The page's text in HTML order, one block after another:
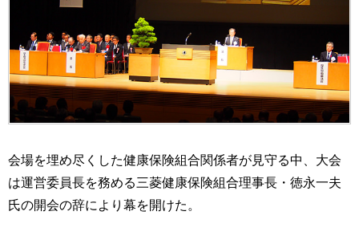
会場を埋め尽くした健康保険組合関係者が見守る中、大会
は運営委員長を務める三菱健康保険組合理事長・徳永一夫
氏の開会の辞により幕を開けた。